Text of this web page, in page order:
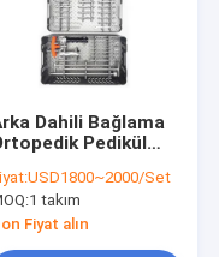
Dahili Bağlama
Pedikül
Implantı
USD1800~2000/Set
1 takım
Fiyat alın